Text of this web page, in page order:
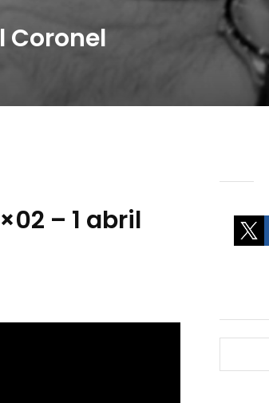
Coronel
– 1 abril